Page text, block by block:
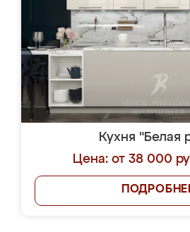
Кухня "Белая
Цена: от 38 000